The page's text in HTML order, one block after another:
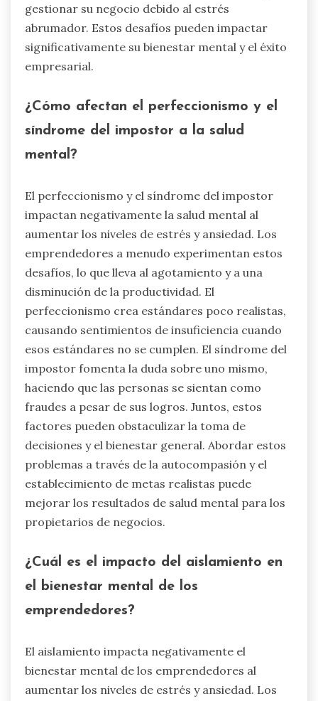
gestionar su negocio debido al estrés
abrumador. Estos desafíos pueden impactar
significativamente su bienestar mental y el éxito
empresarial.
¿Cómo afectan el perfeccionismo y el
síndrome del impostor a la salud
mental?
El perfeccionismo y el síndrome del impostor
impactan negativamente la salud mental al
aumentar los niveles de estrés y ansiedad. Los
emprendedores a menudo experimentan estos
desafíos, lo que lleva al agotamiento y a una
disminución de la productividad. El
perfeccionismo crea estándares poco realistas,
causando sentimientos de insuficiencia cuando
esos estándares no se cumplen. El síndrome del
impostor fomenta la duda sobre uno mismo,
haciendo que las personas se sientan como
fraudes a pesar de sus logros. Juntos, estos
factores pueden obstaculizar la toma de
decisiones y el bienestar general. Abordar estos
problemas a través de la autocompasión y el
establecimiento de metas realistas puede
mejorar los resultados de salud mental para los
propietarios de negocios.
¿Cuál es el impacto del aislamiento en
el bienestar mental de los
emprendedores?
El aislamiento impacta negativamente el
bienestar mental de los emprendedores al
aumentar los niveles de estrés y ansiedad. Los